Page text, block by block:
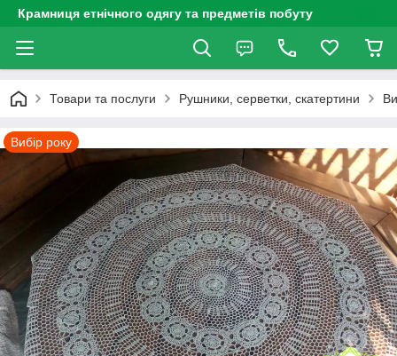
Крамниця етнічного одягу та предметів побуту
Товари та послуги Рушники, серветки, скатертини
Вибір року